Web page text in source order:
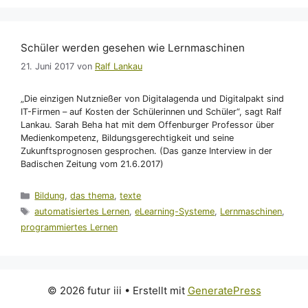
Schüler werden gesehen wie Lernmaschinen
21. Juni 2017 von Ralf Lankau
„Die einzigen Nutznießer von Digitalagenda und Digitalpakt sind
IT-Firmen – auf Kosten der Schülerinnen und Schüler“, sagt Ralf
Lankau. Sarah Beha hat mit dem Offenburger Professor über
Medienkompetenz, Bildungsgerechtigkeit und seine
Zukunftsprognosen gesprochen. (Das ganze Interview in der
Badischen Zeitung vom 21.6.2017)
Kategorien
Bildung,das thema,texte
Schlagwörter
automatisiertes Lernen,eLearning-Systeme, Lernmaschinen,
programmiertes Lernen
© 2026 futur iii • Erstellt mit GeneratePress